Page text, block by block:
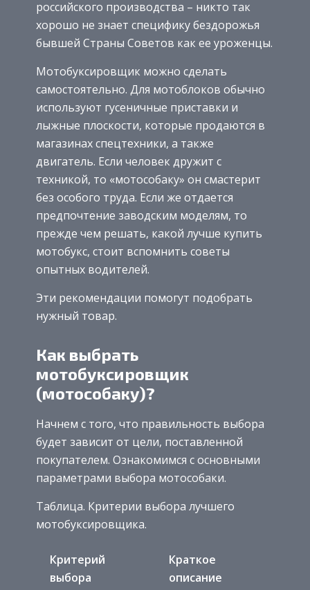
российского производства – никто так
хорошо не знает специфику бездорожья
бывшей Страны Советов как ее уроженцы.
Мотобуксировщик можно сделать
самостоятельно. Для мотоблоков обычно
используют гусеничные приставки и
лыжные плоскости, которые продаются в
магазинах спецтехники, а также
двигатель. Если человек дружит с
техникой, то «мотособаку» он смастерит
без особого труда. Если же отдается
предпочтение заводским моделям, то
прежде чем решать, какой лучше купить
мотобукс, стоит вспомнить советы
опытных водителей.
Эти рекомендации помогут подобрать
нужный товар.
Как выбрать
мотобуксировщик
(мотособаку)?
Начнем с того, что правильность выбора
будет зависит от цели, поставленной
покупателем. Ознакомимся с основными
параметрами выбора мотособаки.
Таблица. Критерии выбора лучшего
мотобуксировщика.
Критерий
выбора
Краткое
описание